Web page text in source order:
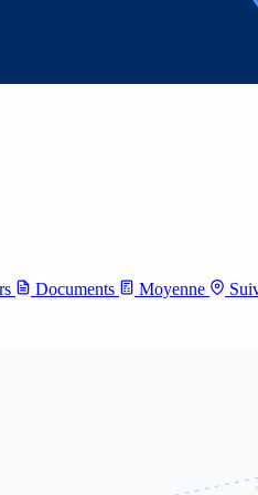
Documents Moyenne